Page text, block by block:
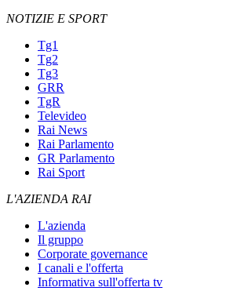
NOTIZIE E SPORT
Tg1
Tg2
Tg3
GRR
TgR
Televideo
Rai News
Rai Parlamento
GR Parlamento
Rai Sport
L'AZIENDA RAI
L'azienda
Il gruppo
Corporate governance
I canali e l'offerta
Informativa sull'offerta tv